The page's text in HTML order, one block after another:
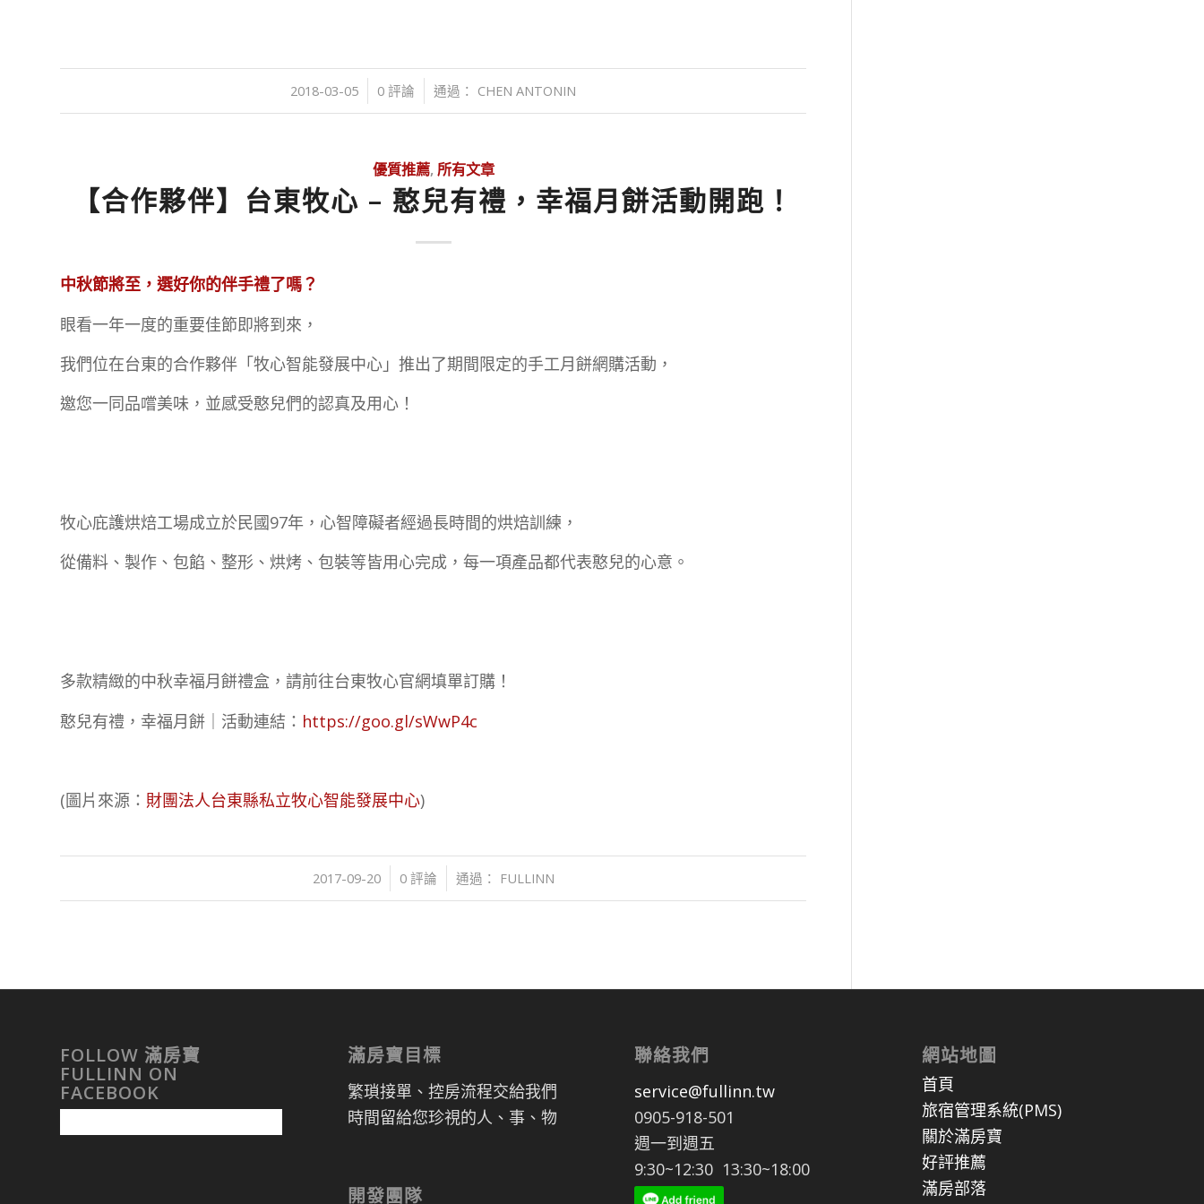
2018-03-05
/ 0 評論 通過： CHEN ANTONIN
優質推薦, 所有文章
【合作夥伴】台東牧心 – 憨兒有禮，幸福月餅活動開跑！
中秋節將至，選好你的伴手禮了嗎？
眼看一年一度的重要佳節即將到來，
我們位在台東的合作夥伴「牧心智能發展中心」推出了期間限定的手工月餅網購活動，
邀您一同品嚐美味，並感受憨兒們的認真及用心！
牧心庇護烘焙工場成立於民國97年，心智障礙者經過長時間的烘焙訓練，
從備料、製作、包餡、整形、烘烤、包裝等皆用心完成，每一項產品都代表憨兒的心意。
多款精緻的中秋幸福月餅禮盒，請前往台東牧心官網填單訂購！
憨兒有禮，幸福月餅｜活動連結： https://goo.gl/sWwP4c
(圖片來源： 財團法人台東縣私立牧心智能發展中心)
2017-09-20
/ 0 評論 通過： FULLINN
FOLLOW 滿房寶
FULLINN ON
FACEBOOK
滿房寶目標
繁瑣接單、控房流程交給我們
時間留給您珍視的人、事、物
開發團隊
聯絡我們
service@fullinn.tw
0905-918-501
週一到週五
9:30~12:30 13:30~18:00
網站地圖
首頁
旅宿管理系統(PMS)
關於滿房寶
好評推薦
滿房部落